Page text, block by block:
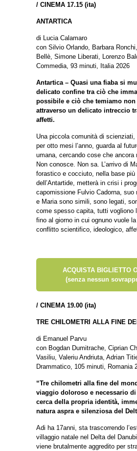
/ CINEMA 17.15 (ita)
ANTARTICA
di Lucia Calamaro
con Silvio Orlando, Barbara
Bellè, Simone Liberati, Lorenzo
Commedia, 93 minuti, Italia 2026
Antartica – Quasi una fiaba si
delicato confine tra ciò che
possibile e ciò che temiamo non
attraverso un delicato intreccio
affetti.
Una piccola comunità di scienziati,
per otto mesi l’anno, guarda al
umana, cercando cose che ancora
Non conosce. Non sa. L’arrivo di
forastico e cocciuto, nella base più
dell’Antartide, metterà in crisi i
capomissione Fulvio Cadorna, suo
e Maria sono simili, sono legati,
come spesso capita, tutti vogliono
fino al giorno in cui ognuno vuole
conflitto scientifico, ideologico,
ACQUISTA BIGLIETTO
(senza nessun
/ CINEMA 19.00 (ita)
TRE CHILOMETRI ALLA FINE
di Emanuel Parvu
con Bogdan Dumitrache, Ciprian
Vasiliu, Valeriu Andriuta, Adrian
Drammatico, 105 minuti, Romania
“Tre chilometri alla fine del
viaggio doloroso e necessario
cerca della propria identità,
natura aspra e silenziosa del
Adi ha 17anni, sta trascorrendo
villaggio natale nel Delta del
viene brutalmente aggredito per